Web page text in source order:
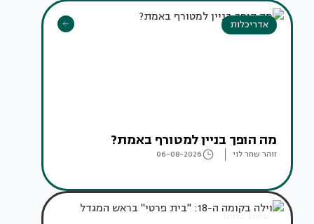
אדריכלות
מה הופך בניין למטורף באמת?
זוהר שחר לוי 06-08-2026
עיצוב בתים